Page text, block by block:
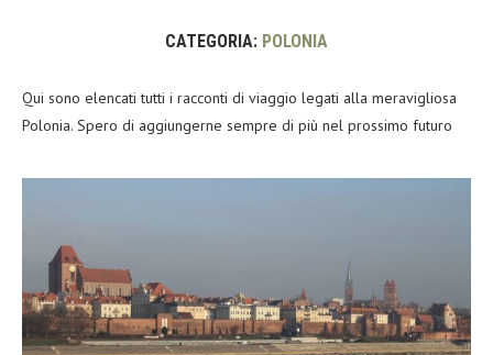
CATEGORIA: POLONIA
Qui sono elencati tutti i racconti di viaggio legati alla meravigliosa
Polonia. Spero di aggiungerne sempre di più nel prossimo futuro